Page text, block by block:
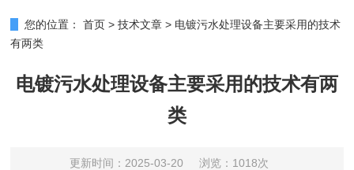
您的位置： 首页 >技术文章 > 电镀污水处理设备主要采用的技术
有两类
电镀污水处理设备主要采用的技术有两
类
更新时间：2025-03-20 浏览：1018次